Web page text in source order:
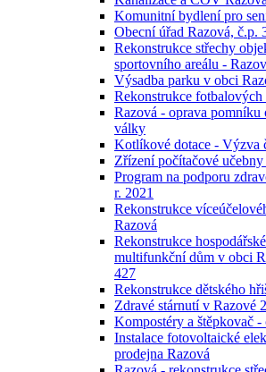
Komunitní bydlení pro
Obecní úřad Razová, č.p.
Rekonstrukce střechy
sportovního areálu -
Výsadba parku v obci
Rekonstrukce fotbalových
Razová - oprava pomníku
války
Kotlíkové dotace - Výzva
Zřízení počítačové
Program na podporu
r. 2021
Rekonstrukce
Razová
Rekonstrukce
multifunkční dům v obci
427
Rekonstrukce dětského
Zdravé stárnutí v Razové
Kompostéry a štěpkovač -
Instalace fotovoltaické
prodejna Razová